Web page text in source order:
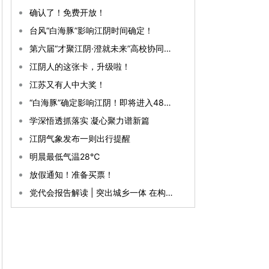
确认了！免费开放！
台风“白海豚”影响江阴时间确定！
第六届“才聚江阴·澄就未来”高校协同引才发展大会暨AI赋能人才发展交流会开幕
江阴人的这张卡，升级啦！
江苏又有人中大奖！
“白海豚”确定影响江阴！即将进入48小时警戒线！
学深悟透抓落实 凝心聚力谱新篇
江阴气象发布一则出行提醒
明晨最低气温28℃
放假通知！准备买票！
党代会报告解读 | 突出城乡一体 在构建融合发展新格局上全面发力